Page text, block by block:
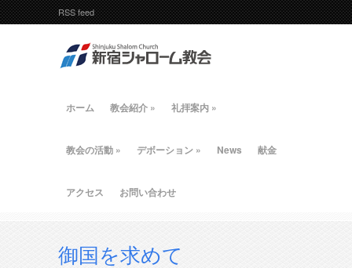
RSS feed
ホーム 教会紹介 » 礼拝案内 »
教会の活動 » デボーション » News 献金
アクセス お問い合わせ
御国を求めて